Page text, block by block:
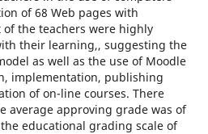
of 68 Web pages with
the teachers were highly
their learning,, suggesting the
as well as the use of Moodle
implementation, publishing
of on-line courses. There
average approving grade was of
educational grading scale of